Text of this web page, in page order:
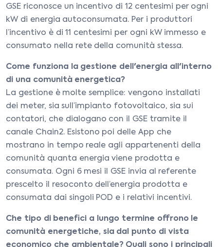
GSE riconosce un incentivo di 12 centesimi per ogni
kW di energia autoconsumata. Per i produttori
l’incentivo è di 11 centesimi per ogni kW immesso e
consumato nella rete della comunità stessa.
Come funziona la gestione dell'energia all'interno
di una comunità energetica?
La gestione è molte semplice: vengono installati
dei meter, sia sull’impianto fotovoltaico, sia sui
contatori, che dialogano con il GSE tramite il
canale Chain2. Esistono poi delle App che
mostrano in tempo reale agli appartenenti della
comunità quanta energia viene prodotta e
consumata. Ogni 6 mesi il GSE invia al referente
prescelto il resoconto dell’energia prodotta e
consumata dai singoli POD e i relativi incentivi.
Che tipo di benefici a lungo termine offrono le
comunità energetiche, sia dal punto di vista
economico che ambientale? Quali sono i principali